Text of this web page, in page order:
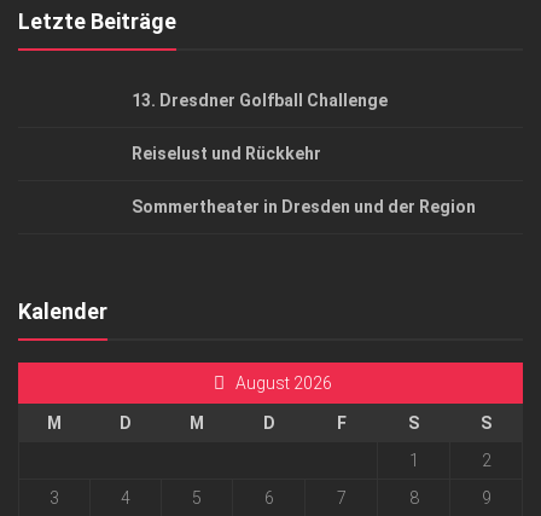
Letzte Beiträge
13. Dresdner Golfball Challenge
Reiselust und Rückkehr
Sommertheater in Dresden und der Region
Kalender
August 2026
M D M D F S
S
1
2
3
4 5 6 7 8
9